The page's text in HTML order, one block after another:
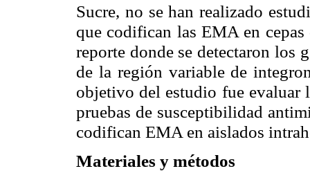
Sucre, no se han realizado
que codifican las EMA en
reporte donde se detectaron los
de la región variable de
objetivo del estudio fue evaluar
pruebas de susceptibilidad
codifican EMA en aislados
Materiales y métodos